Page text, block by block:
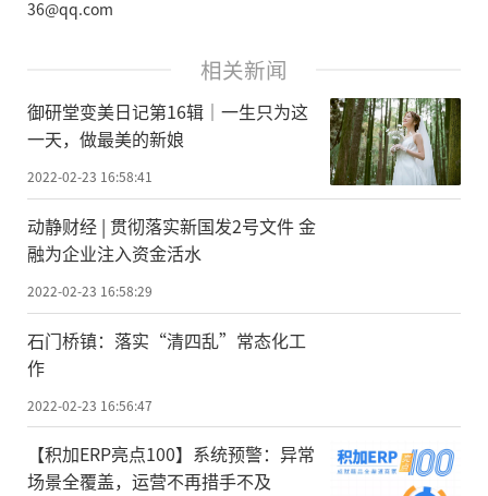
36@qq.com
相关新闻
御研堂变美日记第16辑│一生只为这
一天，做最美的新娘
2022-02-23 16:58:41
动静财经 | 贯彻落实新国发2号文件 金
融为企业注入资金活水
2022-02-23 16:58:29
石门桥镇：落实“清四乱”常态化工
作
2022-02-23 16:56:47
【积加ERP亮点100】系统预警：异常
场景全覆盖，运营不再措手不及